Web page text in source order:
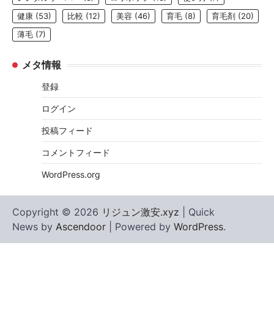
健康 (53) 比較 (12) 美容 (46) 育毛 (8) 育毛剤 (20)
薄毛 (7)
メタ情報
登録
ログイン
投稿フィード
コメントフィード
WordPress.org
Copyright © 2026 リジュン激安.xyz | Quick
News by Ascendoor | Powered by WordPress.